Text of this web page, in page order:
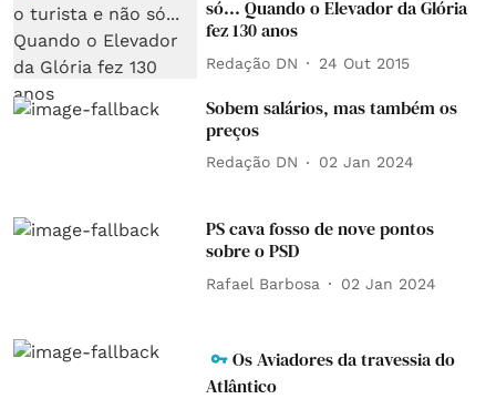
só... Quando o Elevador da Glória
fez 130 anos
Redação DN 24 Out 2015
Sobem salários, mas também os
preços
Redação DN 02 Jan 2024
PS cava fosso de nove pontos
sobre o PSD
Rafael Barbosa 02 Jan 2024
Os Aviadores da travessia do
Atlântico